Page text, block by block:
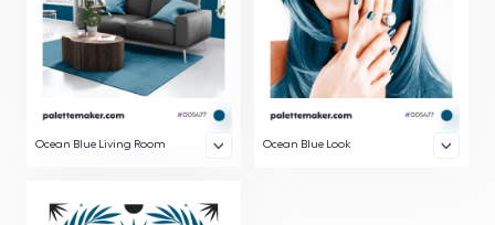
Ocean Blue Living Room Ocean Blue Look